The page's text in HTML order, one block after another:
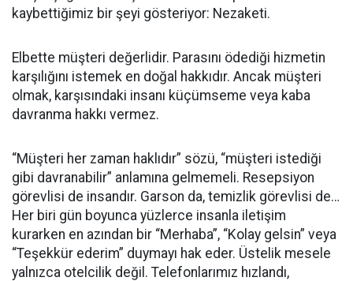
kaybettiğimiz bir şeyi gösteriyor: Nezaketi.
Elbette müşteri değerlidir. Parasını ödediği hizmetin
karşılığını istemek en doğal hakkıdır. Ancak müşteri
olmak, karşısındaki insanı küçümseme veya kaba
davranma hakkı vermez.
“Müşteri her zaman haklıdır” sözü, “müşteri istediği
gibi davranabilir” anlamına gelmemeli. Resepsiyon
görevlisi de insandır. Garson da, temizlik görevlisi de…
Her biri gün boyunca yüzlerce insanla iletişim
kurarken en azından bir “Merhaba”, “Kolay gelsin” veya
“Teşekkür ederim” duymayı hak eder. Üstelik mesele
yalnızca otelcilik değil. Telefonlarımız hızlandı,